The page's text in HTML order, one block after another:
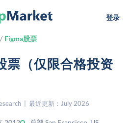
登录
/ Figma股票
票（仅限合格投资
| 最近更新：July 2026